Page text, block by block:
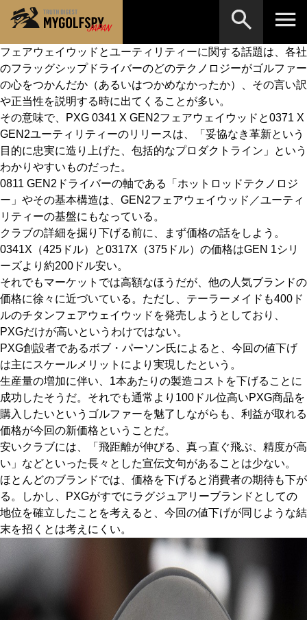
フェアウェイウッドとユーティリティーに関する話題は、各社
のフラッグシップドライバーのどのテクノロジーがゴルファー
の心をつかんだか（あるいはつかめなかったか）、その言い訳
や正当性を説明する時に出てくることが多い。
その意味で、PXG 0341 X GEN2フェアウェイウッドと0371 X
GEN2ユーティリティーのリリースは、「妥協なき革新という
目的に忠実に造り上げた、包括的なプロダクトライン」という
わかりやすいものだった。
0811 GEN2ドライバーの軸である「ホットロッドテクノロジ
ー」やその基本構造は、GEN2フェアウェイウッド／ユーティ
リティーの基盤にもなっている。
クラブの詳細を掘り下げる前に、まず価格の話をしよう。
0341X（425ドル）と0317X（375ドル）の価格はGEN 1シリ
ーズより約200ドル安い。
それでもマーケットでは高額なほうだが、他の人気ブランドの
価格に徐々に近づいている。ただし、テーラーメイドも400ド
ルのチタンフェアウェイウッドを発売しようとしており、
PXGだけが高いというわけではない。
PXG創設者であるボブ・パーソン氏によると、今回の値下げ
は主にスケールメリットにより実現したという。
生産量の増加に伴い、1本あたりの製造コストを下げることに
成功したそうだ。それでも通常より100ドル位高いPXG商品を
購入したいというゴルファーを魅了しながらも、利益が取れる
価格が今回の新価格ということだ。
安いクラブには、「飛距離が伸びる、真っ直ぐ飛ぶ、精度が高
い」などといった長々とした宣伝文句があることは少ない。
ほとんどのブランドでは、価格を下げると消費者の期待も下が
る。しかし、PXGがすでにラグジュアリーブランドとしての
地位を確立したことを考えると、今回の値下げが同じような結
末を招くとは考えにくい。
MOST WANTED テストランキング
NEW RELEASES 新製品情報
HOW TO ゴルフ上達・実践テクニック
LAB テスト・データ検証
Golf News ゴルフニュース
REVIEWS 製品レビュー
DRIVERS ドライバー
FAIRWAY WOODS フェアウェイウッド
HYBRIDS ハイブリッド
IRONS アイアン
WEDGES ウェッジ
PUTTERS パター
OTHER その他
Editor’s Picks 編集部のおすすめ
Our Team 私たちのチーム
Our Mission 私たちの使命
ABOUT US MyGolfSpyJapanとは？
※メーカー名やクラブ名など、検索したい事柄を入
力してください。